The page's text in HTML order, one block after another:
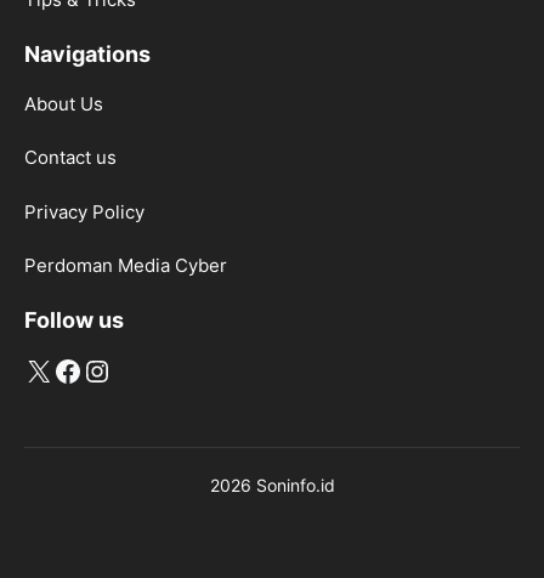
Navigations
About Us
Contact us
Privacy Policy
Perdoman Media Cyber
Follow us
X Facebook
Instagram
2026 Soninfo.id